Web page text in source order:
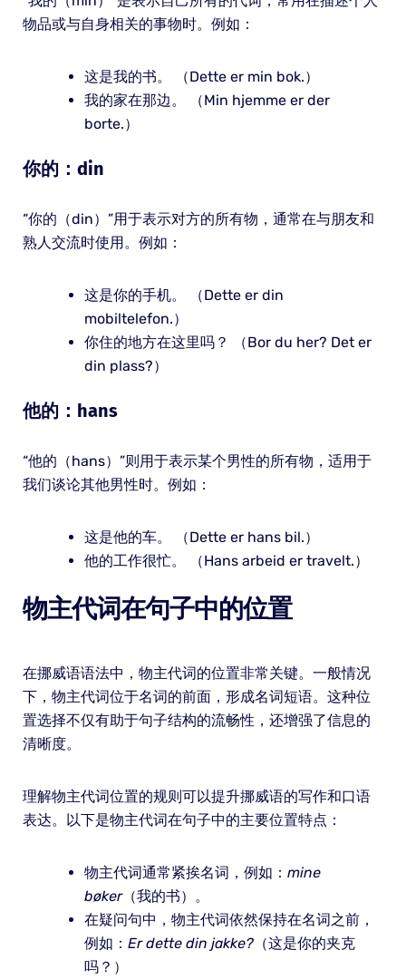
物品或与自身相关的事物时。例如：
这是我的书。 （Dette er min bok.）
我的家在那边。 （Min hjemme er der
borte.）
你的：din
“你的（din）”用于表示对方的所有物，通常在与朋友和
熟人交流时使用。例如：
这是你的手机。 （Dette er din
mobiltelefon.）
你住的地方在这里吗？ （Bor du her? Det er
din plass?）
他的：hans
“他的（hans）”则用于表示某个男性的所有物，适用于
我们谈论其他男性时。例如：
这是他的车。 （Dette er hans bil.）
他的工作很忙。 （Hans arbeid er travelt.）
物主代词在句子中的位置
在挪威语语法中，物主代词的位置非常关键。一般情况
下，物主代词位于名词的前面，形成名词短语。这种位
置选择不仅有助于句子结构的流畅性，还增强了信息的
清晰度。
理解物主代词位置的规则可以提升挪威语的写作和口语
表达。以下是物主代词在句子中的主要位置特点：
物主代词通常紧挨名词，例如： mine
bøker（我的书）。
在疑问句中，物主代词依然保持在名词之前，
例如： Er dette din jakke?（这是你的夹克
吗？）